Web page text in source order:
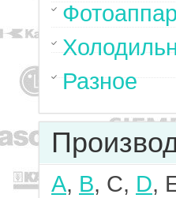
Разное
A, B, C, D,